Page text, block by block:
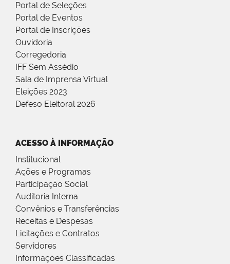
Portal de Seleções
Portal de Eventos
Portal de Inscrições
Ouvidoria
Corregedoria
IFF Sem Assédio
Sala de Imprensa Virtual
Eleições 2023
Defeso Eleitoral 2026
ACESSO À INFORMAÇÃO
Institucional
Ações e Programas
Participação Social
Auditoria Interna
Convênios e Transferências
Receitas e Despesas
Licitações e Contratos
Servidores
Informações Classificadas